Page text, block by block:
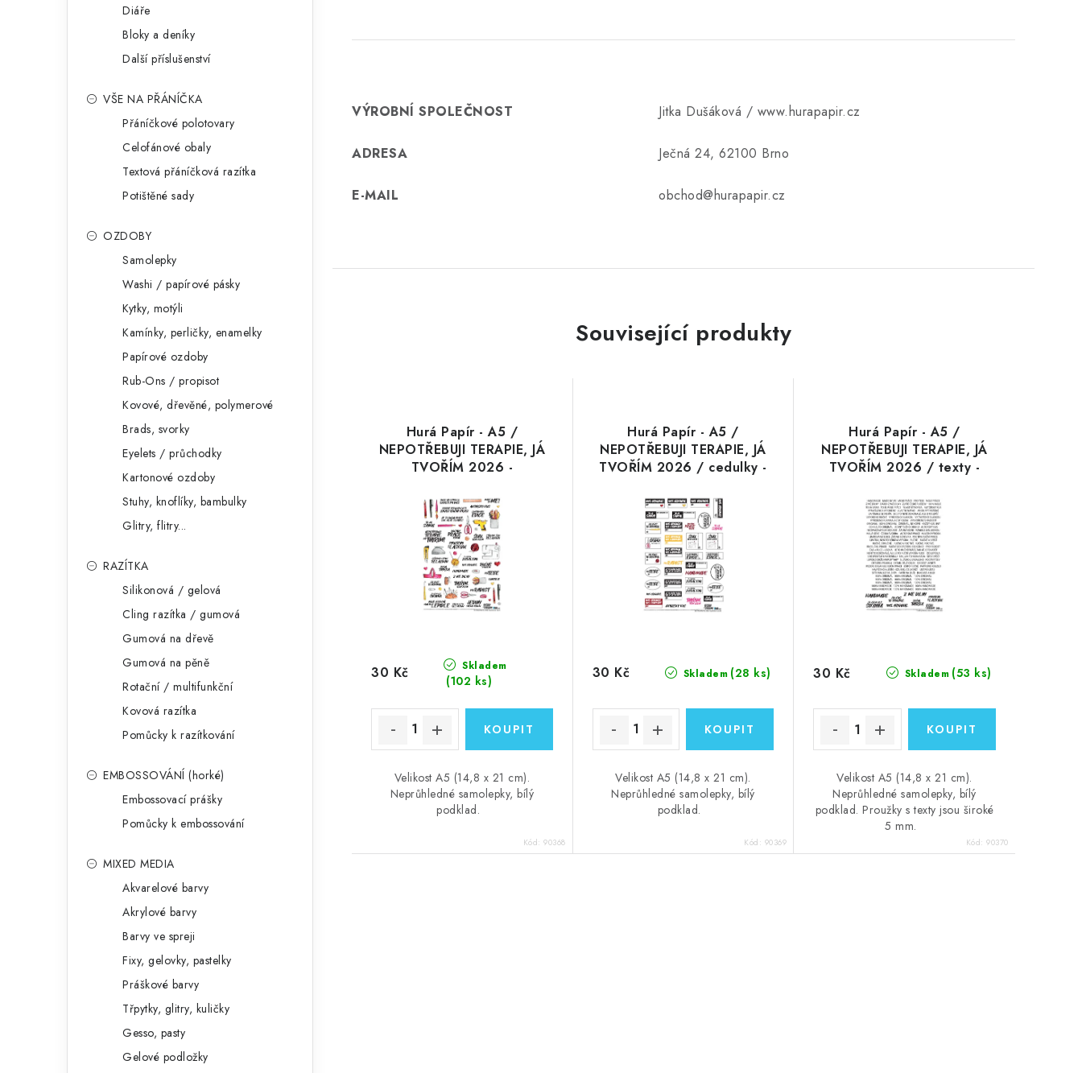
Diáře
Bloky a deníky
Další příslušenství
VŠE NA PŘÁNÍČKA
Přáníčkové polotovary
Celofánové obaly
Textová přáníčková razítka
Potištěné sady
OZDOBY
Samolepky
Washi / papírové pásky
Kytky, motýli
Kamínky, perličky, enamelky
Papírové ozdoby
Rub-Ons / propisot
Kovové, dřevěné, polymerové
Brads, svorky
Eyelets / průchodky
Kartonové ozdoby
Stuhy, knoflíky, bambulky
Glitry, flitry...
RAZÍTKA
Silikonová / gelová
Cling razítka / gumová
Gumová na dřevě
Gumová na pěně
Rotační / multifunkční
Kovová razítka
Pomůcky k razítkování
EMBOSSOVÁNÍ (horké)
Embossovací prášky
Pomůcky k embossování
MIXED MEDIA
Akvarelové barvy
Akrylové barvy
Barvy ve spreji
Fixy, gelovky, pastelky
Práškové barvy
Třpytky, glitry, kuličky
Gesso, pasty
Gelové podložky
VÝROBNÍ SPOLEČNOST Jitka Dušáková / www.hurapapir.cz
ADRESA Ječná 24, 62100 Brno
E-MAIL obchod@hurapapir.cz
Související produkty
Hurá Papír - A5 /
NEPOTŘEBUJI TERAPIE, JÁ
TVOŘÍM 2026 -
samolepky
Skladem
(102 ks)
30 Kč
Velikost A5 (14,8 x 21 cm).
Neprůhledné samolepky, bílý
podklad.
Kód:90368
Hurá Papír - A5 /
NEPOTŘEBUJI TERAPIE, JÁ
TVOŘÍM 2026 / cedulky -
samolepky
Skladem (28 ks)
30 Kč
Velikost A5 (14,8 x 21 cm).
Neprůhledné samolepky, bílý
podklad.
Kód: 90369
Hurá Papír - A5 /
NEPOTŘEBUJI TERAPIE, JÁ
TVOŘÍM 2026 / texty -
samolepky
Skladem (53 ks)
30 Kč
Velikost A5 (14,8 x 21 cm).
Neprůhledné samolepky, bílý
podklad. Proužky s texty jsou široké
5 mm.
Kód:90370